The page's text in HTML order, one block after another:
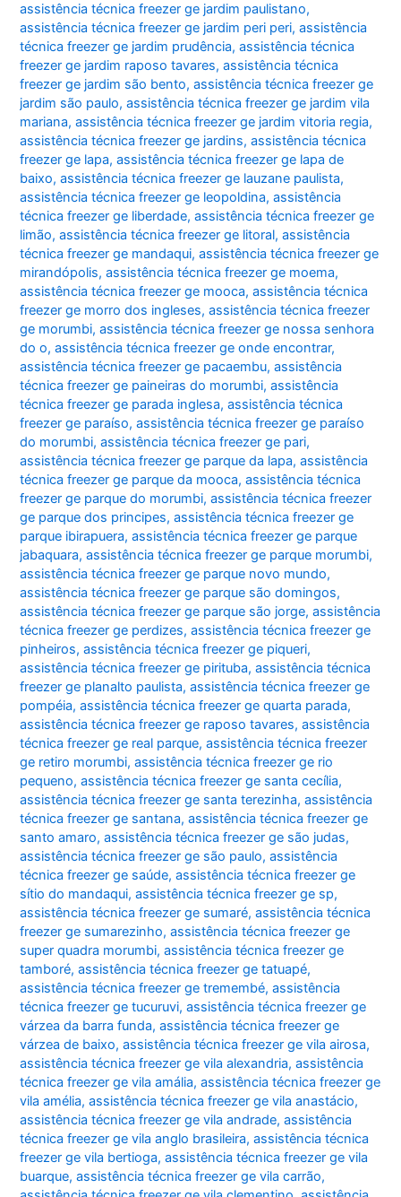
assistência técnica freezer ge jardim paulistano,
assistência técnica freezer ge jardim peri peri,assistência
técnica freezer ge jardim prudência,assistência técnica
freezer ge jardim raposo tavares,assistência técnica
freezer ge jardim são bento,assistência técnica freezer ge
jardim são paulo,assistência técnica freezer ge jardim vila
mariana,assistência técnica freezer ge jardim vitoria regia,
assistência técnica freezer ge jardins,assistência técnica
freezer ge lapa,assistência técnica freezer ge lapa de
baixo,assistência técnica freezer ge lauzane paulista,
assistência técnica freezer ge leopoldina,assistência
técnica freezer ge liberdade,assistência técnica freezer ge
limão,assistência técnica freezer ge litoral,assistência
técnica freezer ge mandaqui,assistência técnica freezer ge
mirandópolis,assistência técnica freezer ge moema,
assistência técnica freezer ge mooca,assistência técnica
freezer ge morro dos ingleses,assistência técnica freezer
ge morumbi,assistência técnica freezer ge nossa senhora
do o,assistência técnica freezer ge onde encontrar,
assistência técnica freezer ge pacaembu,assistência
técnica freezer ge paineiras do morumbi,assistência
técnica freezer ge parada inglesa,assistência técnica
freezer ge paraíso,assistência técnica freezer ge paraíso
do morumbi,assistência técnica freezer ge pari,
assistência técnica freezer ge parque da lapa,assistência
técnica freezer ge parque da mooca,assistência técnica
freezer ge parque do morumbi,assistência técnica freezer
ge parque dos principes,assistência técnica freezer ge
parque ibirapuera,assistência técnica freezer ge parque
jabaquara,assistência técnica freezer ge parque morumbi,
assistência técnica freezer ge parque novo mundo,
assistência técnica freezer ge parque são domingos,
assistência técnica freezer ge parque são jorge,assistência
técnica freezer ge perdizes,assistência técnica freezer ge
pinheiros,assistência técnica freezer ge piqueri,
assistência técnica freezer ge pirituba,assistência técnica
freezer ge planalto paulista,assistência técnica freezer ge
pompéia,assistência técnica freezer ge quarta parada,
assistência técnica freezer ge raposo tavares,assistência
técnica freezer ge real parque,assistência técnica freezer
ge retiro morumbi,assistência técnica freezer ge rio
pequeno,assistência técnica freezer ge santa cecília,
assistência técnica freezer ge santa terezinha,assistência
técnica freezer ge santana,assistência técnica freezer ge
santo amaro,assistência técnica freezer ge são judas,
assistência técnica freezer ge são paulo,assistência
técnica freezer ge saúde,assistência técnica freezer ge
sítio do mandaqui,assistência técnica freezer ge sp,
assistência técnica freezer ge sumaré,assistência técnica
freezer ge sumarezinho,assistência técnica freezer ge
super quadra morumbi,assistência técnica freezer ge
tamboré,assistência técnica freezer ge tatuapé,
assistência técnica freezer ge tremembé,assistência
técnica freezer ge tucuruvi,assistência técnica freezer ge
várzea da barra funda,assistência técnica freezer ge
várzea de baixo,assistência técnica freezer ge vila airosa,
assistência técnica freezer ge vila alexandria,assistência
técnica freezer ge vila amália,assistência técnica freezer ge
vila amélia,assistência técnica freezer ge vila anastácio,
assistência técnica freezer ge vila andrade,assistência
técnica freezer ge vila anglo brasileira,assistência técnica
freezer ge vila bertioga,assistência técnica freezer ge vila
buarque,assistência técnica freezer ge vila carrão,